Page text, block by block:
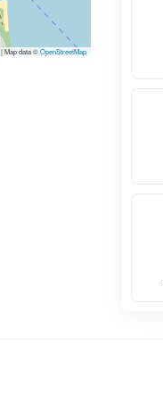
|Map data ©OpenStreetMap